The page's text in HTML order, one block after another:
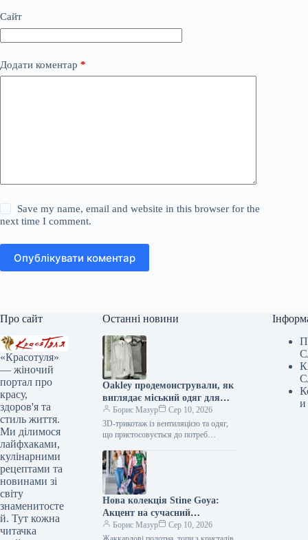
Сайт
Додати коментар *
Save my name, email and website in this browser for the
next time I comment.
Опублікувати коментар
Про сайт
«Красотуля»
— жіночий
портал про
красу,
здоров'я та
стиль життя.
Ми ділимося
лайфхаками,
кулінарними
рецептами та
новинами зі
світу
знаменитосте
й. Тут кожна
читачка
Останні новини
Oakley продемонстрували, як
виглядає міський одяг для
змінної погоди
Борис Мазур
Сер 10, 2026
3D-трикотаж із вентиляцією та одяг,
що пристосовується до потреб
інноваційним підходом до створення
одягу для активного…
Нова колекція Stine Goya:
Акцент на сучасний
максималізм
Борис Мазур
Сер 10, 2026
и